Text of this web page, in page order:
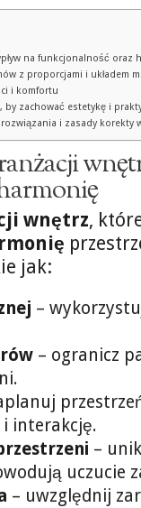
na funkcjonalność oraz
z proporcjami i układem
i komfortu
zachować estetykę i
i zasady korekty
wnętrz,
jak:
–
– ogranicz
interakcję.
–
uczucie
– uwzględnij